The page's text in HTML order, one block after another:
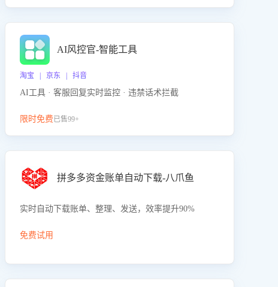
AI风控官-智能工具
淘宝 | 京东 | 抖音
AI工具 · 客服回复实时监控 · 违禁话术拦截
限时免费已售99+
拼多多资金账单自动下载-八爪鱼
实时自动下载账单、整理、发送，效率提升90%
免费试用